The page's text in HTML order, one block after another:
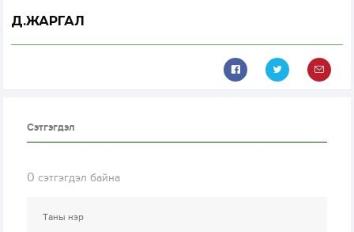
Д.ЖАРГАЛ
Сэтгэгдэл
0 сэтгэгдэл байна